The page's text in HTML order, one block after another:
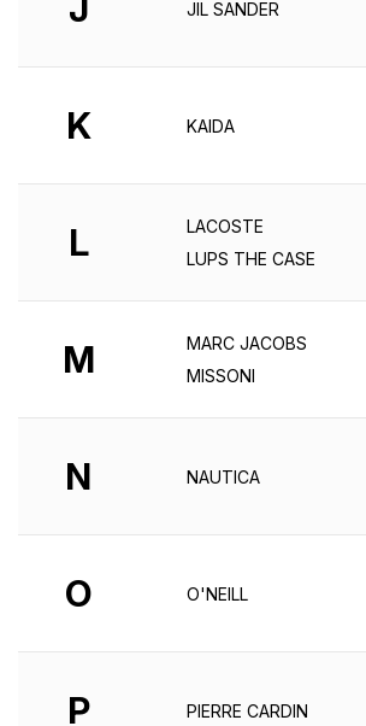
JIL SANDER
K KAIDA
L LACOSTE
LUPS THE CASE
M MARC JACOBS
MISSONI
N NAUTICA
O O'NEILL
P PIERRE CARDIN